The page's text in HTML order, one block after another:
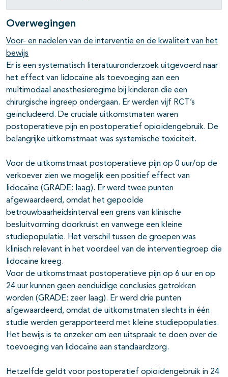
Overwegingen
Voor- en nadelen van de interventie en de kwaliteit van het
bewijs
Er is een systematisch literatuuronderzoek uitgevoerd naar
het effect van lidocaïne als toevoeging aan een
multimodaal anesthesieregime bij kinderen die een
chirurgische ingreep ondergaan. Er werden vijf RCT’s
geïncludeerd. De cruciale uitkomstmaten waren
postoperatieve pijn en postoperatief opioïdengebruik. De
belangrijke uitkomstmaat was systemische toxiciteit.
Voor de uitkomstmaat postoperatieve pijn op 0 uur/op de
verkoever zien we mogelijk een positief effect van
lidocaïne (GRADE: laag). Er werd twee punten
afgewaardeerd, omdat het gepoolde
betrouwbaarheidsinterval een grens van klinische
besluitvorming doorkruist en vanwege een kleine
studiepopulatie. Het verschil tussen de groepen was
klinisch relevant in het voordeel van de interventiegroep die
lidocaïne kreeg.
Voor de uitkomstmaat postoperatieve pijn op 6 uur en op
24 uur kunnen geen eenduidige conclusies getrokken
worden (GRADE: zeer laag). Er werd drie punten
afgewaardeerd, omdat de uitkomstmaten slechts in één
studie werden gerapporteerd met kleine studiepopulaties.
Het bewijs is te onzeker om een uitspraak te doen over de
toevoeging van lidocaïne aan standaardzorg.
Hetzelfde geldt voor postoperatief opioïdengebruik in 24